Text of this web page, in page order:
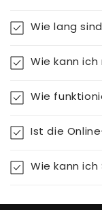
Wie lang
Wie kann
Wie
Ist die
Wie kann